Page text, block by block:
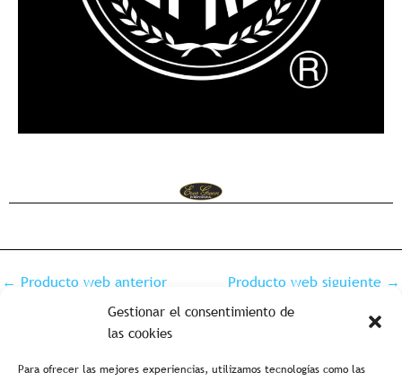
Gestionar el consentimiento de
las cookies
Para ofrecer las mejores experiencias, utilizamos tecnologías como las
← Producto web anterior Producto web siguiente →